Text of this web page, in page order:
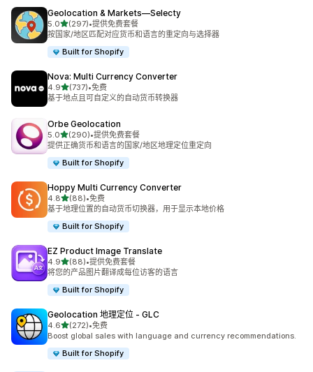
Geolocation & Markets—Selecty
5.0星（满分 5 星）
(297)
总共 297 条评论
•提供免费套餐
按国家/地区匹配对应货币和语言的重定向与选择器
Built for Shopify
Nova: Multi Currency Converter
4.9星（满分 5 星）
(737)
总共 737 条评论
•免费
基于地点且可自定义的自动货币转换器
Orbe Geolocation
5.0星（满分 5 星）
(290)
总共 290 条评论
•提供免费套餐
提供正确货币和语言的国家/地区地理定位重定向
Built for Shopify
Hoppy Multi Currency Converter
4.8星（满分 5 星）
(88)
总共 88 条评论
•免费
基于地理位置的自动货币切换器，用于显示本地价格
Built for Shopify
EZ Product Image Translate
4.9星（满分 5 星）
(88)
总共 88 条评论
•提供免费套餐
将您的产品图片翻译成每位访客的语言
Built for Shopify
Geolocation 地理定位 ‑ GLC
4.6星（满分 5 星）
(272)
总共 272 条评论
•免费
Boost global sales with language and currency recommendations.
Built for Shopify